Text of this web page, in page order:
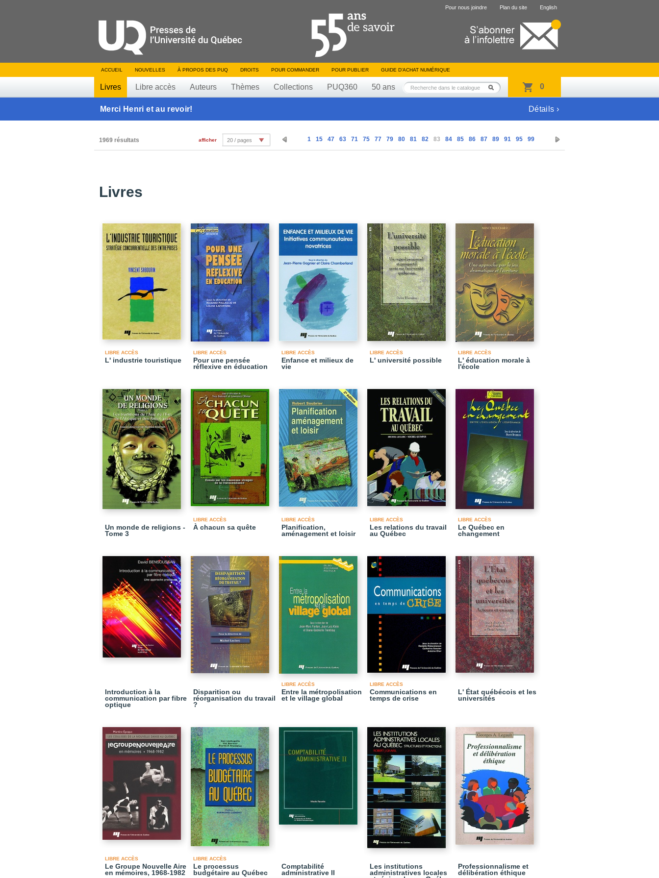
Pour nous joindre Plan du site English
ACCUEIL NOUVELLES À PROPOS DES PUQ DROITS POUR COMMANDER POUR PUBLIER GUIDE D’ACHAT NUMÉRIQUE
Livres Libre accès Auteurs Thèmes Collections PUQ360 50 ans 0
Merci Henri et au revoir! Détails ›
1969 résultats 1 15 47 63 71 75 77 79 80 81 82 83 84 85 86 87 89 91 95 99
afficher 20 / pages
Livres
LIBRE ACCÈS
L' industrie touristique
LIBRE ACCÈS
Pour une pensée
réflexive en éducation
LIBRE ACCÈS
Enfance et milieux de
vie
LIBRE ACCÈS
L' université possible
LIBRE ACCÈS
L' éducation morale à
l'école
Un monde de religions -
Tome 3
LIBRE ACCÈS
À chacun sa quête
LIBRE ACCÈS
Planification,
aménagement et loisir
LIBRE ACCÈS
Les relations du travail
au Québec
LIBRE ACCÈS
Le Québec en
changement
Introduction à la
communication par fibre
optique
Disparition ou
réorganisation du travail
?
LIBRE ACCÈS
Entre la métropolisation
et le village global
LIBRE ACCÈS
Communications en
temps de crise
L' État québécois et les
universités
LIBRE ACCÈS
Le Groupe Nouvelle Aire
en mémoires, 1968-1982
LIBRE ACCÈS
Le processus
budgétaire au Québec
Comptabilité
administrative II
Les institutions
administratives locales
Professionnalisme et
délibération éthique